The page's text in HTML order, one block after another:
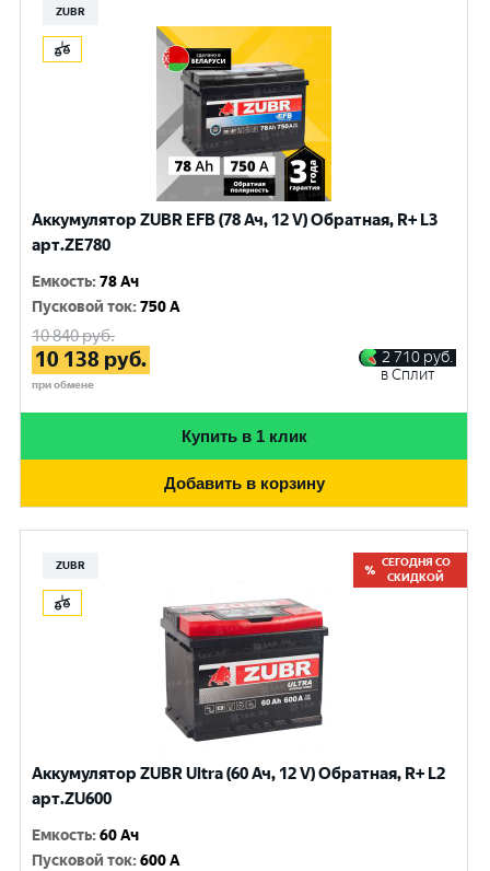
ZUBR
Аккумулятор ZUBR EFB (78 Ач, 12 V) Обратная, R+ L3
арт.ZE780
Емкость:78 Ач
Пусковой ток:750 A
10 840руб.
10 138 руб.
при обмене
2 710 руб.
в Сплит
Купить в 1 клик
Добавить в корзину
ZUBR
СЕГОДНЯ СО
СКИДКОЙ
Аккумулятор ZUBR Ultra (60 Ач, 12 V) Обратная, R+ L2
арт.ZU600
Емкость:60 Ач
Пусковой ток:600 A